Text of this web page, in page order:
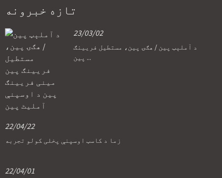
تازه خبرونه
23/03/02
د آملېټ پین / هګۍ پین، مستطیل فریینګ
پین ...
22/04/22
زما د کاسټ اوسپنې پخلی کولو تجربه
22/04/01